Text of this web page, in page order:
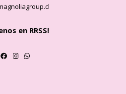
en RRSS!